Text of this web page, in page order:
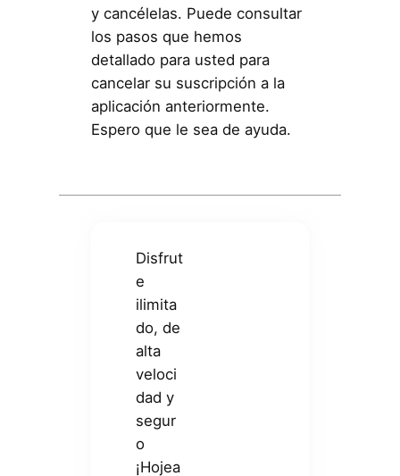
y cancélelas. Puede consultar
los pasos que hemos
detallado para usted para
cancelar su suscripción a la
aplicación anteriormente.
Espero que le sea de ayuda.
Disfrut
e
ilimita
do, de
alta
veloci
dad y
segur
o
¡Hojea